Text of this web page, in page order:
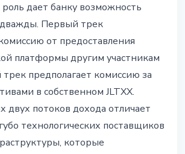
дает банку возможность
Первый трек
от предоставления
платформы другим участникам
предполагает комиссию за
в собственном JLTXX.
двух потоков дохода отличает
технологических поставщиков
которые